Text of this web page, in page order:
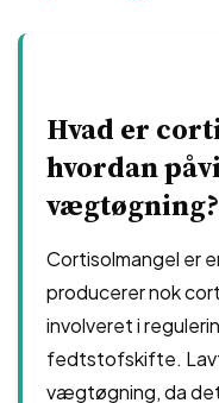
Hvad er
hvordan
vægtøgning?
Cortisolmangel er
producerer nok
involveret i
fedtstofskifte.
vægtøgning, da